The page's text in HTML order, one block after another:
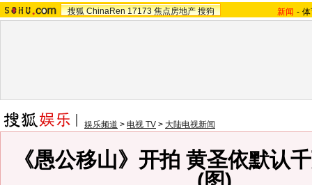
搜狐 ChinaRen 17173 焦点房地产 搜狗 新闻 -
娱乐频道 > 电视 TV > 大陆电视新闻
《愚公移山》开拍 黄圣依默认